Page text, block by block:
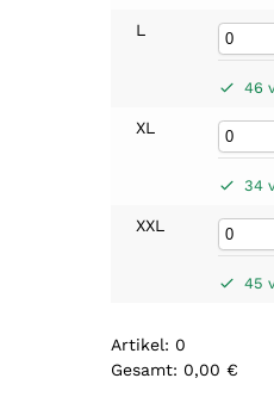
L
46
XL
34
XXL
45
Artikel: 0
Gesamt: 0,00 €